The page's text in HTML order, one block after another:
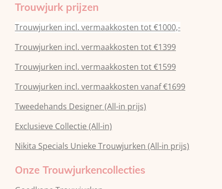
Trouwjurk prijzen
Trouwjurken incl. vermaakkosten tot €1000,-
Trouwjurken incl. vermaakkosten tot €1399
Trouwjurken incl. vermaakkosten tot €1599
Trouwjurken incl. vermaakkosten vanaf €1699
Tweedehands Designer (All-in prijs)
Exclusieve Collectie (All-in)
Nikita Specials Unieke Trouwjurken (All-in prijs)
Onze Trouwjurkencollecties